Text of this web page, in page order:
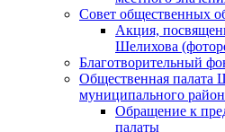
Совет общественных
Акция,
Шелихова
Благотворительный
Общественная палата
муниципального
Обращение к
палаты